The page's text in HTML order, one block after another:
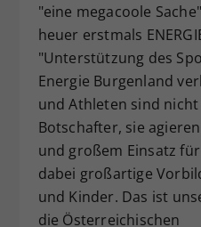
"eine megacoole
heuer erstmals
"Unterstützung des
Energie Burgenland
und Athleten sind
Botschafter, sie
und großem Einsatz
dabei großartige
und Kinder. Das ist
die Österreichischen